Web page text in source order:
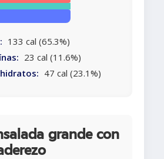
133 cal (65.3%)
23 cal (11.6%)
47 cal (23.1%)
grande con